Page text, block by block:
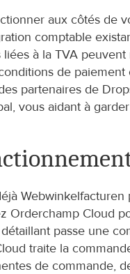
aux côtés de
comptable
à la TVA
de
partenaires de
vous aidant à
Orderchamp Cloud
passe une
traite la
de commande,